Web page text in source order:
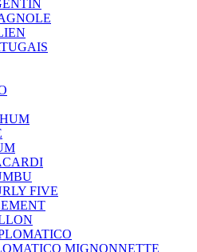
FIVE
MIGNONNETTE